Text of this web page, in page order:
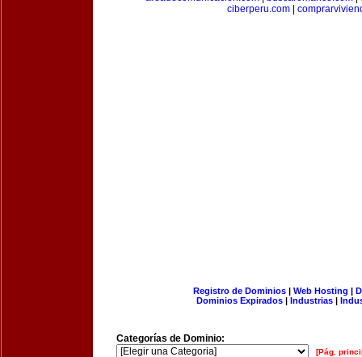
ciberperu.com
Registro de Dominios| Web Hosting |
Dominios Expirados | Industrias |
Categorías de Dominio:
[Pág.